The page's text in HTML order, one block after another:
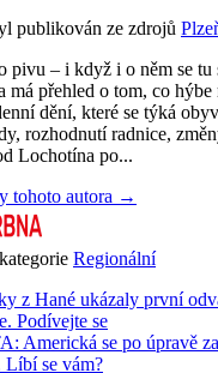
publikován ze zdrojů
pivu – i když i o něm se tu
má přehled o tom, co
dění, které se týká
rozhodnutí radnice,
Lochotína po...
tohoto autora →
Regionální
z Hané ukázaly první
Podívejte se
Americká se po úpravě
Líbí se vám?